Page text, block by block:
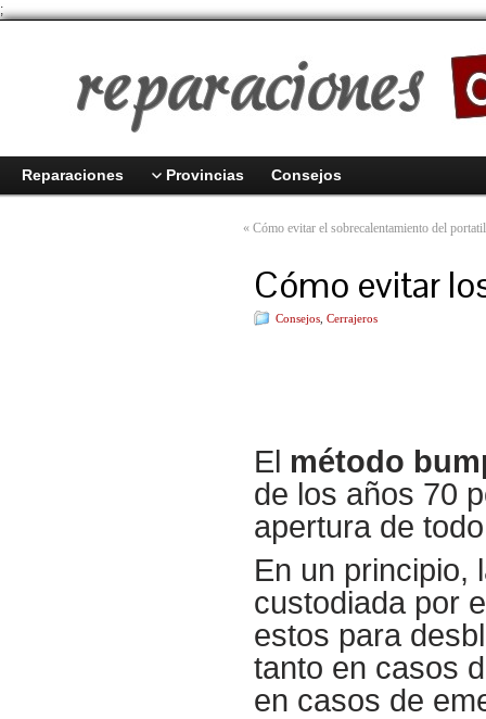
;
Reparaciones Provincias Consejos
« Cómo evitar el sobrecalentamiento del portatil
Cómo evitar
Consejos Cerrajeros
El método
de los años 70
apertura de
En un principio,
custodiada por
estos para
tanto en casos
en casos de